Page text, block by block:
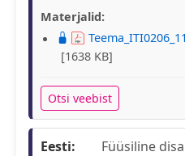
Materjalid:
[1638 KB]
Otsi veebist
Eesti:
Füüsiline